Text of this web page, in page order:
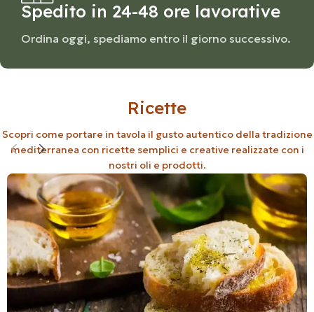
Spedito in 24-48 ore lavorative
Ordina oggi, spediamo entro il giorno successivo.
Ricette
Scopri come portare in tavola il gusto autentico della tradizione
mediterranea con ricette semplici e creative realizzate con i
nostri oli e prodotti.